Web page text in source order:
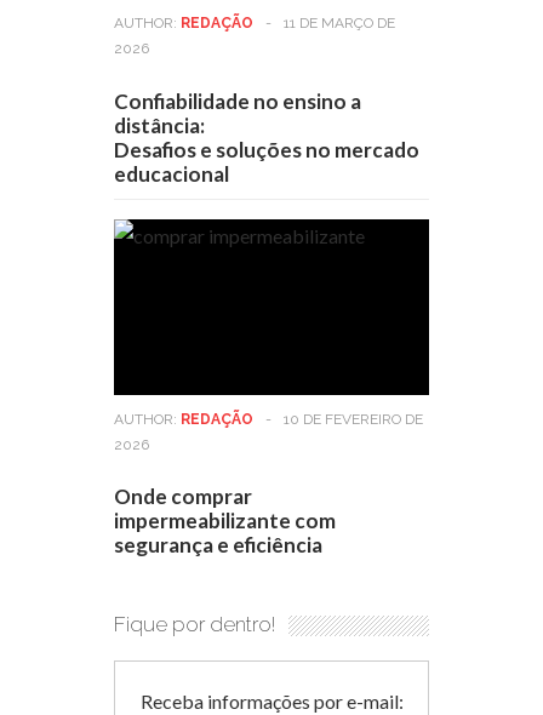
AUTHOR: REDAÇÃO -
11 DE MARÇO DE
2026
Confiabilidade no ensino a
distância:
Desafios e soluções no mercado
educacional
AUTHOR: REDAÇÃO -
10 DE FEVEREIRO DE
2026
Onde comprar
impermeabilizante com
segurança e eficiência
Fique por dentro!
Receba informações por e-mail: